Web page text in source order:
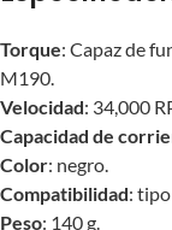
Torque: Capaz de
M190.
Velocidad: 34,000
Capacidad de
Color: negro.
Compatibilidad:
Peso: 140 g.